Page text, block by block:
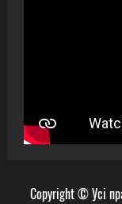
Copyright © Усі